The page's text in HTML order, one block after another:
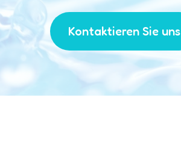
Kontaktieren Sie uns